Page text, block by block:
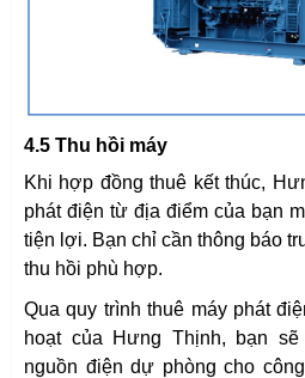
4.5 Thu hồi máy
Khi hợp đồng thuê kết thúc,
phát điện từ địa điểm của bạn
tiện lợi. Bạn chỉ cần thông báo
thu hồi phù hợp.
Qua quy trình thuê máy phát
hoạt của Hưng Thịnh, bạn
nguồn điện dự phòng cho